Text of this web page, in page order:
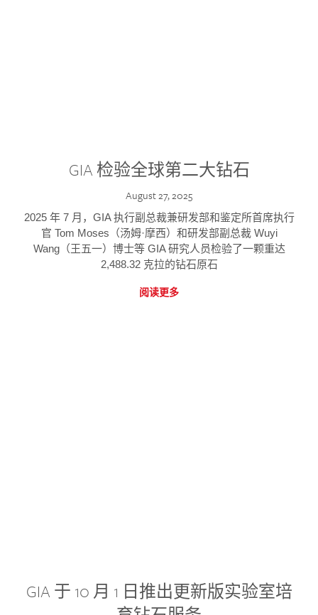
GIA 检验全球第二大钻石
August 27, 2025
2025 年 7 月，GIA 执行副总裁兼研发部和鉴定所首席执行
官 Tom Moses（汤姆·摩西）和研发部副总裁 Wuyi
Wang（王五一）博士等 GIA 研究人员检验了一颗重达
2,488.32 克拉的钻石原石
阅读更多
GIA 于 10 月 1 日推出更新版实验室培